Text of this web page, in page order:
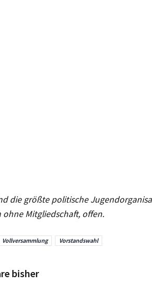
die größte politische
Mitgliedschaft, offen.
Vollversammlung Vorstandswahl
bisher